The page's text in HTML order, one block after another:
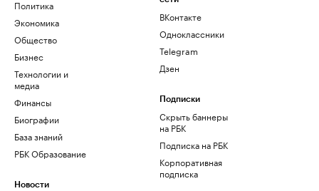
Политика
Экономика
Общество
Бизнес
Технологии и
медиа
Финансы
Биографии
База знаний
РБК Образование
Новости
ВКонтакте
Одноклассники
Telegram
Дзен
Подписки
Скрыть баннеры
на РБК
Подписка на РБК
Корпоративная
подписка